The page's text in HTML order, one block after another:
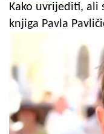
Kako uvrijediti, ali
knjiga Pavla